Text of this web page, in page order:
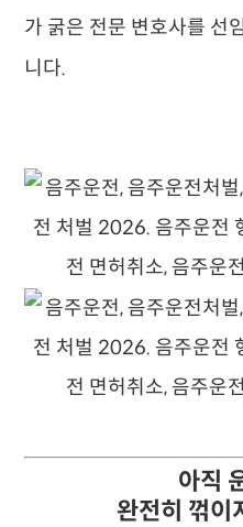
가 굵은 전문 변호사를 선
니다.
아직
완전히 꺾이